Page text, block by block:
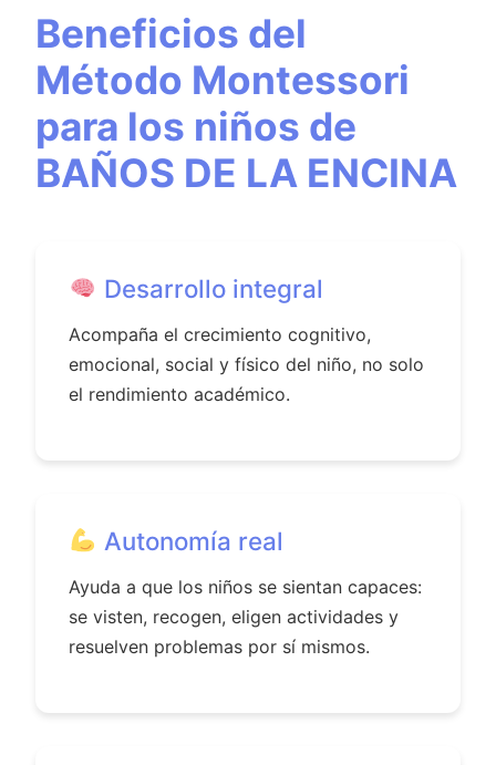
Beneficios del
Método Montessori
para los niños de
BAÑOS DE LA ENCINA
Desarrollo integral
Acompaña el crecimiento cognitivo,
emocional, social y físico del niño, no solo
el rendimiento académico.
Autonomía real
Ayuda a que los niños se sientan capaces:
se visten, recogen, eligen actividades y
resuelven problemas por sí mismos.